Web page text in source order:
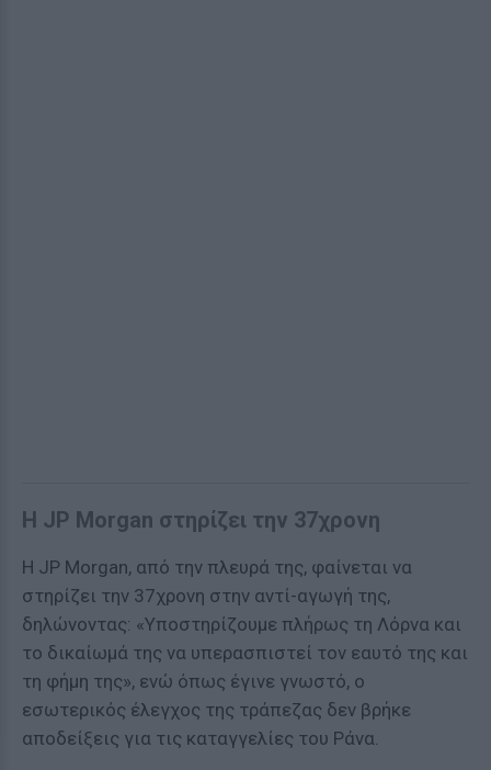
Η JP Morgan στηρίζει την 37χρονη
Η JP Morgan, από την πλευρά της, φαίνεται να
στηρίζει την 37χρονη στην αντί-αγωγή της,
δηλώνοντας: «Υποστηρίζουμε πλήρως τη Λόρνα και
το δικαίωμά της να υπερασπιστεί τον εαυτό της και
τη φήμη της», ενώ όπως έγινε γνωστό, ο
εσωτερικός έλεγχος της τράπεζας δεν βρήκε
αποδείξεις για τις καταγγελίες του Ράνα.